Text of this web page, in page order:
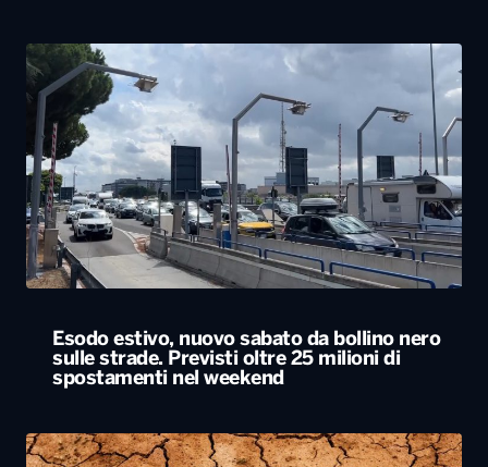
Esodo estivo, nuovo sabato da bollino nero
sulle strade. Previsti oltre 25 milioni di
spostamenti nel weekend